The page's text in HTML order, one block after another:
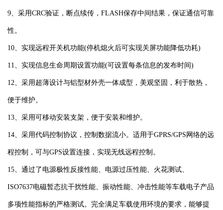
9、采用CRC验证，断点续传，FLASH保存中间结果，保证通信可靠
性。
10、实现远程开关机功能(停机熄火后可实现关屏功能降低功耗)
11、实现信息生命周期设置功能(可设置每条信息的发布时间)
12、采用超薄设计与铝型材外壳一体成型，美观坚固，利于散热，
便于维护。
13、采用可移动安装支架，便于安装和维护。
14、采用代码控制协议，控制数据流小。适用于GPRS/GPS网络的远
程控制，可与GPS设置连接，实现无线远程控制。
15、通过了电源极性反接性能、电源过压性能、火花测试、
ISO7637电磁暂态抗干扰性能、振动性能、冲击性能等车载电子产品
多项性能指标的严格测试。完全满足车载使用环境的要求，能够提